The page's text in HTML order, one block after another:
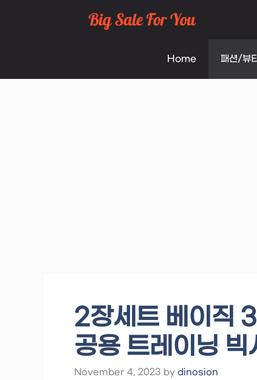
Home 패션/뷰티
2장세트 베이직
공용 트레이닝
November 4, 2023 by dinosion